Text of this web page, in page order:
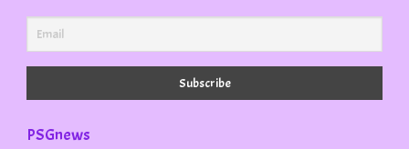
PSGnews